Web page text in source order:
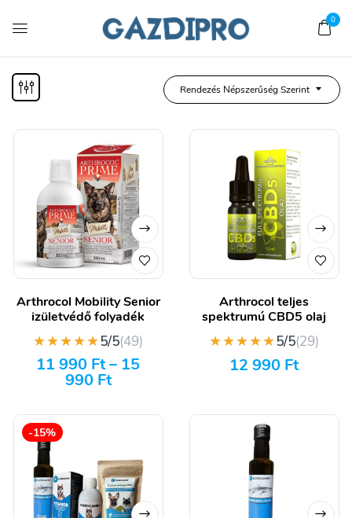
0
Rendezés Népszerűség Szerint
Arthrocol Mobility Senior
izületvédő folyadék
★★★★★5/5(49)
11 990 Ft– 15
990 Ft
Arthrocol teljes
spektrumú CBD5 olaj
★★★★★5/5(29)
12 990 Ft
-15%